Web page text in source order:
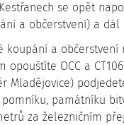
se opět
a občerstvení) a
a občerstvení
opouštíte OCC a
Mladějovice)
pomníku, památníku
za železničním